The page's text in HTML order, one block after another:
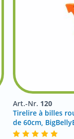
Art.-Nr. 120
Tirelire à billes
de 60cm,